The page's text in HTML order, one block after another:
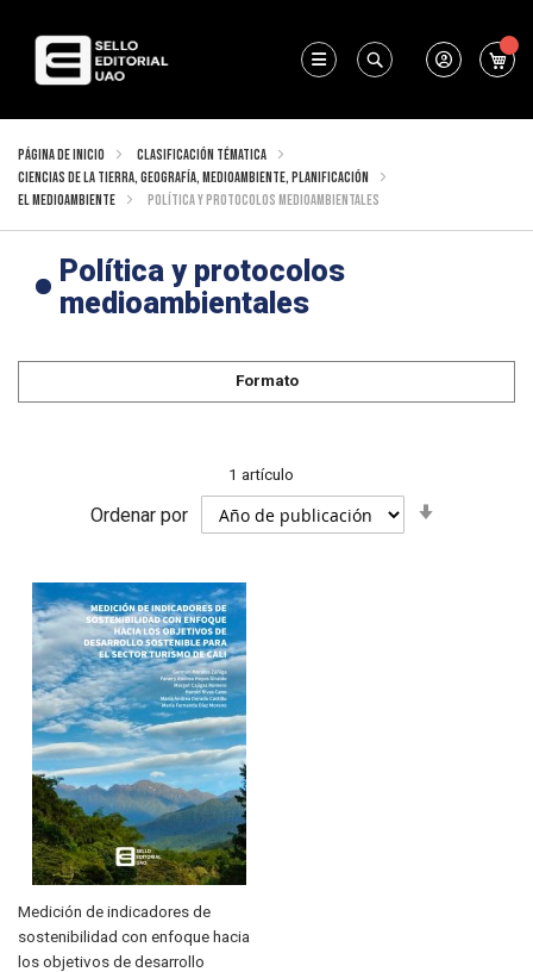
Buscar
Mi
Página de inicio
Clasificación Tématica
Ciencias de la Tierra, geografía, medioambiente, planificación
El medioambiente
Política y protocolos medioambientales
Política y protocolos
medioambientales
1 artículo
Ordenar por
Medición de indicadores de
sostenibilidad con enfoque hacia
los objetivos de desarrollo
Formato